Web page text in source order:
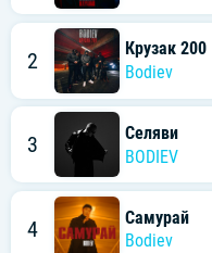
2
Крузак 200
Bodiev
3
Селяви
BODIEV
4
Самурай
Bodiev